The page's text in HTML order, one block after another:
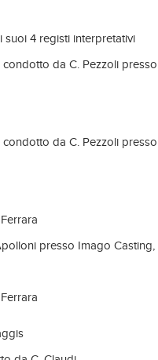
4 registi interpretativi
da C. Pezzoli presso
da C. Pezzoli presso
presso Imago Casting,